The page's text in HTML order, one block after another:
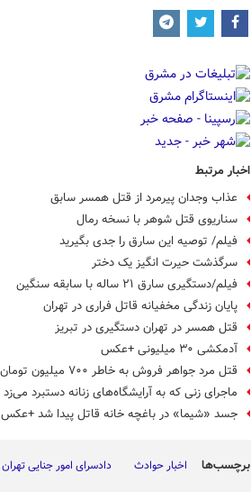
اخبار مرتبط
عذاب وجدان پیرمرد از قتل همسر سابق
سناریوی قتل شوهر با نسخه رمال
فیلم/ توصیه این سارق را جدی بگیرید
سرگذشت حیرت انگیز یک دختر
فیلم/دستگیری سارق ۲۱ ساله با سابقه سنگین
پایان زندگی مخفیانه قاتل فراری در تهران
قتل همسر در تهران دستگیری در تبریز
آدمکشی ۳۰ میلیونی +عکس
قتل مرد جواهر فروش به خاطر ۷۰۰ میلیون تومان
ماجرای زنی که به آرایشگاه‌های زنانه دستبرد می‌زد
جسد «شیما» در باغچه خانه قاتل پیدا شد +عکس
برچسب‌ها اخبار حوادث دادسرای امور جنایی تهران